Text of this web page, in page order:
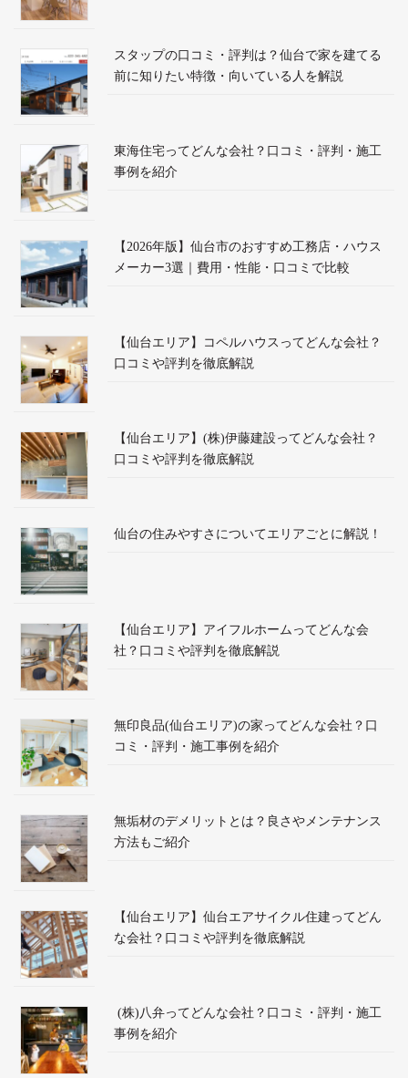
スタップの口コミ・評判は？仙台で家を建てる
前に知りたい特徴・向いている人を解説
東海住宅ってどんな会社？口コミ・評判・施工
事例を紹介
【2026年版】仙台市のおすすめ工務店・ハウス
メーカー3選｜費用・性能・口コミで比較
【仙台エリア】コペルハウスってどんな会社？
口コミや評判を徹底解説
【仙台エリア】(株)伊藤建設ってどんな会社？
口コミや評判を徹底解説
仙台の住みやすさについてエリアごとに解説！
【仙台エリア】アイフルホームってどんな会
社？口コミや評判を徹底解説
無印良品(仙台エリア)の家ってどんな会社？口
コミ・評判・施工事例を紹介
無垢材のデメリットとは？良さやメンテナンス
方法もご紹介
【仙台エリア】仙台エアサイクル住建ってどん
な会社？口コミや評判を徹底解説
(株)八弁ってどんな会社？口コミ・評判・施工
事例を紹介